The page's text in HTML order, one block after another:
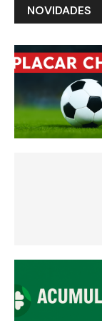
NOVIDADES